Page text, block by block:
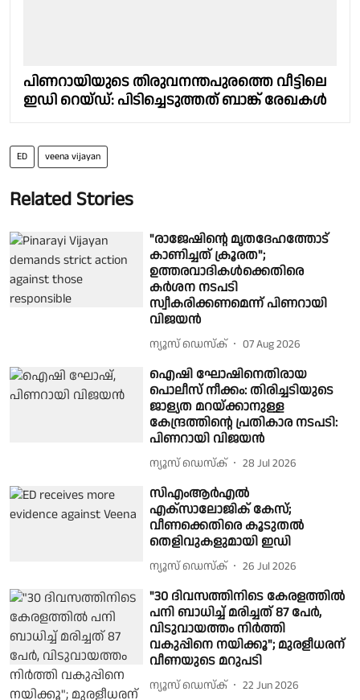
പിണറായിയുടെ തിരുവനന്തപുരത്തെ വീട്ടിലെ
ഇഡി റെയ്ഡ്: പിടിച്ചെടുത്തത് ബാങ്ക് രേഖകൾ
ED veena vijayan
Related Stories
"രാജേഷിൻ്റെ മൃതദേഹത്തോട്
കാണിച്ചത് ക്രൂരത";
ഉത്തരവാദികൾക്കെതിരെ
കർശന നടപടി
സ്വീകരിക്കണമെന്ന് പിണറായി
വിജയൻ
ന്യൂസ് ഡെസ്ക് 07 Aug 2026
ഐഷി ഘോഷിനെതിരായ
പൊലീസ് നീക്കം: തിരിച്ചടിയുടെ
ജാള്യത മറയ്ക്കാനുള്ള
കേന്ദ്രത്തിന്റെ പ്രതികാര നടപടി:
പിണറായി വിജയന്‍
ന്യൂസ് ഡെസ്ക് 28 Jul 2026
സിഎംആർഎൽ
എക്‌സാലോജിക് കേസ്;
വീണക്കെതിരെ കൂടുതൽ
തെളിവുകളുമായി ഇഡി
ന്യൂസ് ഡെസ്ക് 26 Jul 2026
"30 ദിവസത്തിനിടെ കേരളത്തിൽ
പനി ബാധിച്ച് മരിച്ചത് 87 പേർ,
വിടുവായത്തം നിർത്തി
വകുപ്പിനെ നയിക്കൂ"; മുരളീധരന്
വീണയുടെ മറുപടി
ന്യൂസ് ഡെസ്ക് 22 Jun 2026